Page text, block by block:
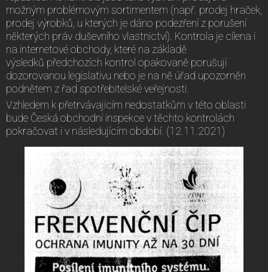
možným problémovým sortimentem (např. prodej hraček,
prodej výrobků, u kterých je dáno podezření z porušení
některých práv duševního vlastnictví). Kontrola je cílena i
na internetové obchody, které na základě
výsledků předchozích kontrol opakovaně porušují
dozorovanou legislativu nebo je na ně úřad upozorněn
podnětem z řad spotřebitelské veřejnosti.
Vzhledem k přetrvávajícím nedostatkům v této oblasti
bude Česká obchodní inspekce v těchto kontrolách
pokračovat i v následujícím období. (12.11.2021)